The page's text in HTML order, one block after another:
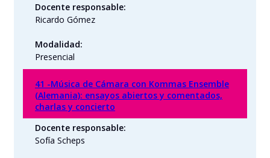
Docente responsable:
Ricardo Gómez
Modalidad:
Presencial
41 -Música de Cámara con Kommas Ensemble
(Alemania): ensayos abiertos y comentados,
charlas y concierto
Docente responsable:
Sofía Scheps